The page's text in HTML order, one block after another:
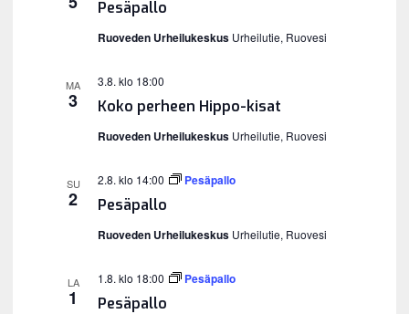
Pesäpallo
Ruoveden Urheilukeskus Urheilutie, Ruovesi
MA
3 Koko perheen Hippo-kisat
3.8. klo 18:00
Ruoveden Urheilukeskus Urheilutie, Ruovesi
SU
2 Pesäpallo
2.8. klo 14:00 Pesäpallo
Ruoveden Urheilukeskus Urheilutie, Ruovesi
LA
1 Pesäpallo
1.8. klo 18:00 Pesäpallo